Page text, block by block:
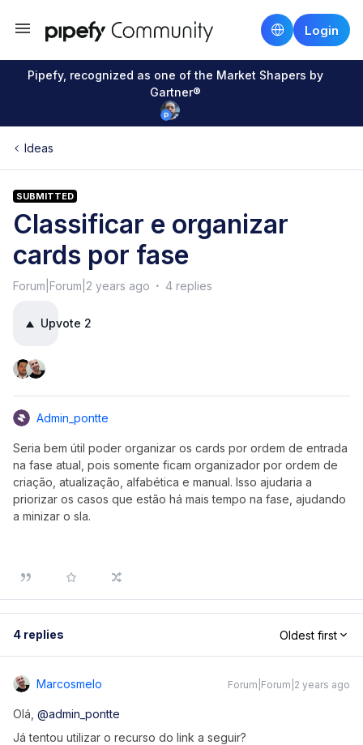
Login
Pipefy, recognized as one of the Market Shapers by
Gartner®
Ideas
SUBMITTED
Classificar e organizar
cards por fase
Forum|Forum|2 years ago 4 replies
Upvote 2
Admin_pontte
Seria bem útil poder organizar os cards por ordem de entrada
na fase atual, pois somente ficam organizador por ordem de
criação, atualização, alfabética e manual. Isso ajudaria a
priorizar os casos que estão há mais tempo na fase, ajudando
a minizar o sla.
4 replies Oldest first
Marcosmelo Forum|Forum|2 years ago
Olá, @admin_pontte
Já tentou utilizar o recurso do link a seguir?